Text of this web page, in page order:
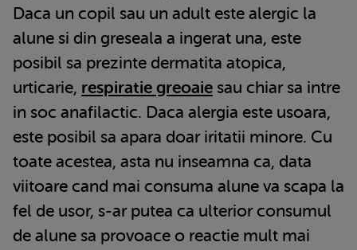
Daca un copil sau un adult este alergic la
alune si din greseala a ingerat una, este
posibil sa prezinte dermatita atopica,
urticarie, respiratie greoaie sau chiar sa intre
in soc anafilactic. Daca alergia este usoara,
este posibil sa apara doar iritatii minore. Cu
toate acestea, asta nu inseamna ca, data
viitoare cand mai consuma alune va scapa la
fel de usor, s-ar putea ca ulterior consumul
de alune sa provoace o reactie mult mai